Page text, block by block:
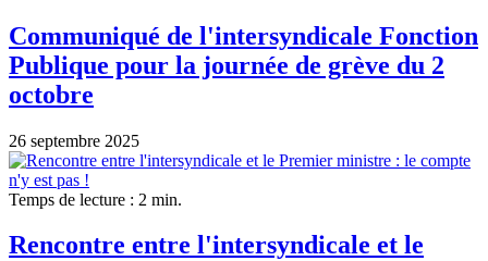
Communiqué de l'intersyndicale Fonction
Publique pour la journée de grève du 2
octobre
26 septembre 2025
Temps de lecture : 2 min.
Rencontre entre l'intersyndicale et le